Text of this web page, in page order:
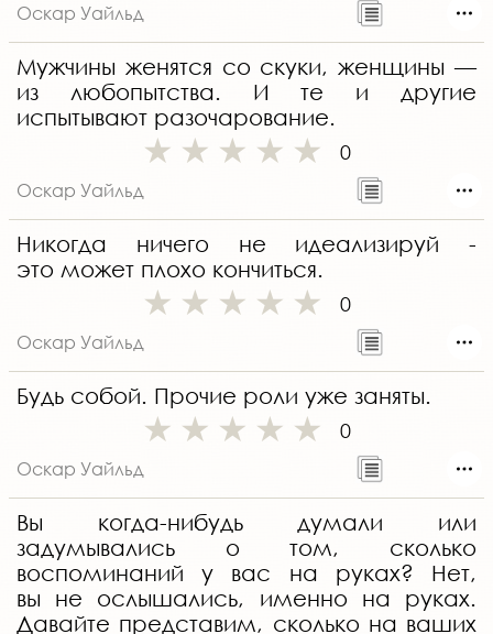
Оскар Уайльд
Мужчины женятся со скуки, женщины —
из любопытства. И те и другие
испытывают разочарование.
0
Оскар Уайльд
Никогда ничего не идеализируй -
это может плохо кончиться.
0
Оскар Уайльд
Будь собой. Прочие роли уже заняты.
0
Оскар Уайльд
Вы когда-нибудь думали или
задумывались о том, сколько
воспоминаний у вас на руках? Нет,
вы не ослышались, именно на руках.
Давайте представим, сколько на ваших